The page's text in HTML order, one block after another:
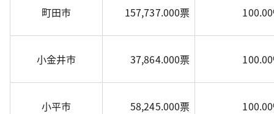
町田市 157,737.000票
小金井市 37,864.000票
小平市 58,245.000票